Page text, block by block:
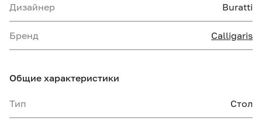
Дизайнер Buratti
Бренд Calligaris
Общие характеристики
Тип Стол